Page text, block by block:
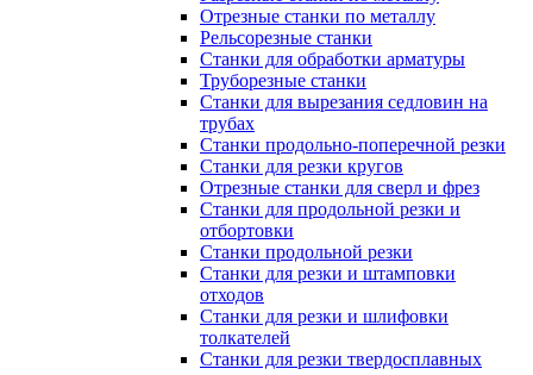
Отрезные станки по металлу
Рельсорезные станки
Станки для обработки арматуры
Труборезные станки
Станки для вырезания седловин на
трубаx
Станки продольно-поперечной резки
Станки для резки кругов
Отрезные станки для сверл и фрез
Станки для продольной резки и
отбортовки
Станки продольной резки
Станки для резки и штамповки
отходов
Станки для резки и шлифовки
толкателей
Станки для резки твердосплавных